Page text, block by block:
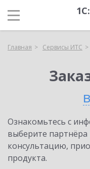
Главная Сервисы ИТС
Ознакомьтесь с
выберите партнёра
консультацию,
продукта.